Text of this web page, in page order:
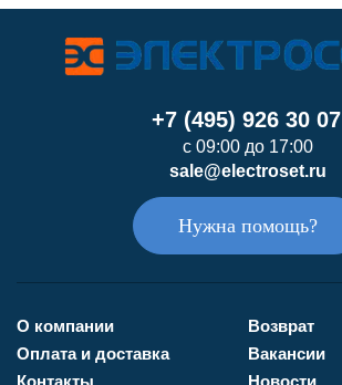
+7 (495) 926 30 07
с 09:00 до 17:00
sale@electroset.ru
Нужна помощь?
О компании
Оплата и доставка
Контакты
Возврат
Вакансии
Новости